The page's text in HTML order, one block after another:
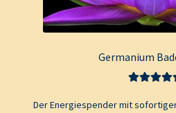
Germanium
5.00von 5
Der Energiespender mit